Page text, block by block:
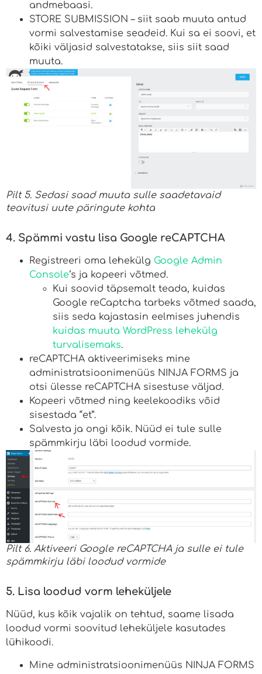
andmebaasi.
STORE SUBMISSION – siit saab muuta antud
vormi salvestamise seadeid. Kui sa ei soovi, et
kõiki väljasid salvestatakse, siis siit saad
muuta.
Pilt 5. Sedasi saad muuta sulle saadetavaid
teavitusi uute päringute kohta
4. Spämmi vastu lisa Google reCAPTCHA
Registreeri oma lehekülg Google Admin
Console‘s ja kopeeri võtmed.
Kui soovid täpsemalt teada, kuidas
Google reCaptcha tarbeks võtmed saada,
siis seda kajastasin eelmises juhendis
kuidas muuta WordPress lehekülg
turvalisemaks.
reCAPTCHA aktiveerimiseks mine
administratsioonimenüüs NINJA FORMS ja
otsi ülesse reCAPTCHA sisestuse väljad.
Kopeeri võtmed ning keelekoodiks võid
sisestada “et”.
Salvesta ja ongi kõik. Nüüd ei tule sulle
spämmkirju läbi loodud vormide.
Pilt 6. Aktiveeri Google reCAPTCHA ja sulle ei tule
spämmkirju läbi loodud vormide
5. Lisa loodud vorm leheküljele
Nüüd, kus kõik vajalik on tehtud, saame lisada
loodud vormi soovitud leheküljele kasutades
lühikoodi.
Mine administratsioonimenüüs NINJA FORMS